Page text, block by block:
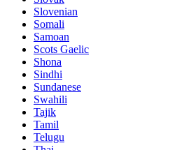
Slovenian
Somali
Samoan
Scots Gaelic
Shona
Sindhi
Sundanese
Swahili
Tajik
Tamil
Telugu